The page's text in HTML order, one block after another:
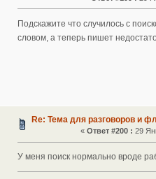
Подскажите что случилось с
словом, а теперь пишет
Re: Тема для разговоров и
« Ответ #200 : 29
У меня поиск нормально вроде